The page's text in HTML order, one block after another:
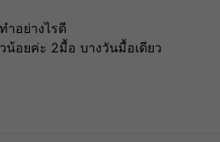
ำอย่างไรดี
อยค่ะ 2มื้อ บางวันมื้อเดียว